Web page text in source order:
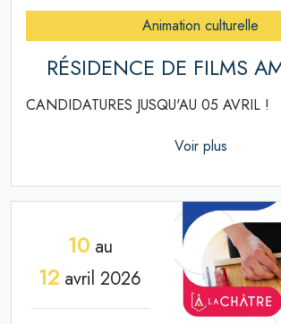
Animation culturelle
RÉSIDENCE DE FILMS
CANDIDATURES JUSQU'AU 05 AVRIL !
Voir plus
10au
12 avril 2026